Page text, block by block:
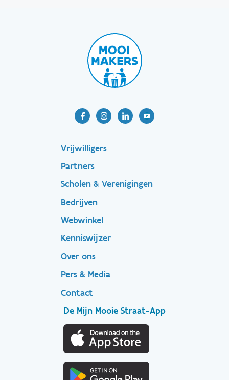
Footer-
menu
Vrijwilligers
Partners
Scholen & Verenigingen
Bedrijven
Footer
secondary
Webwinkel
Kenniswijzer
Over ons
Pers & Media
Contact
De Mijn Mooie Straat-App